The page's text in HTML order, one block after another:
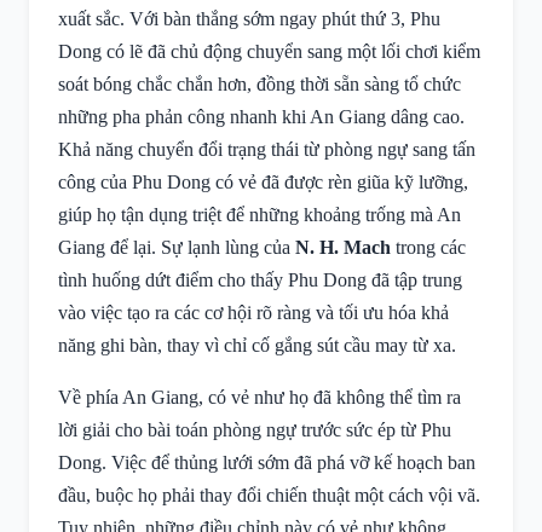
xuất sắc. Với bàn thắng sớm ngay phút thứ 3, Phu
Dong có lẽ đã chủ động chuyển sang một lối chơi kiểm
soát bóng chắc chắn hơn, đồng thời sẵn sàng tổ chức
những pha phản công nhanh khi An Giang dâng cao.
Khả năng chuyển đổi trạng thái từ phòng ngự sang tấn
công của Phu Dong có vẻ đã được rèn giũa kỹ lưỡng,
giúp họ tận dụng triệt để những khoảng trống mà An
Giang để lại. Sự lạnh lùng của N. H. Mach trong các
tình huống dứt điểm cho thấy Phu Dong đã tập trung
vào việc tạo ra các cơ hội rõ ràng và tối ưu hóa khả
năng ghi bàn, thay vì chỉ cố gắng sút cầu may từ xa.
Về phía An Giang, có vẻ như họ đã không thể tìm ra
lời giải cho bài toán phòng ngự trước sức ép từ Phu
Dong. Việc để thủng lưới sớm đã phá vỡ kế hoạch ban
đầu, buộc họ phải thay đổi chiến thuật một cách vội vã.
Tuy nhiên, những điều chỉnh này có vẻ như không